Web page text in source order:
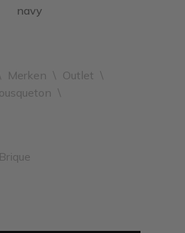
navy
Merken \ Outlet \
\